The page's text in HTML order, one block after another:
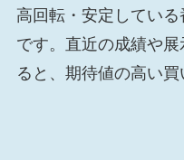
高回転・安定してい
です。直近の成績や
ると、期待値の高い買